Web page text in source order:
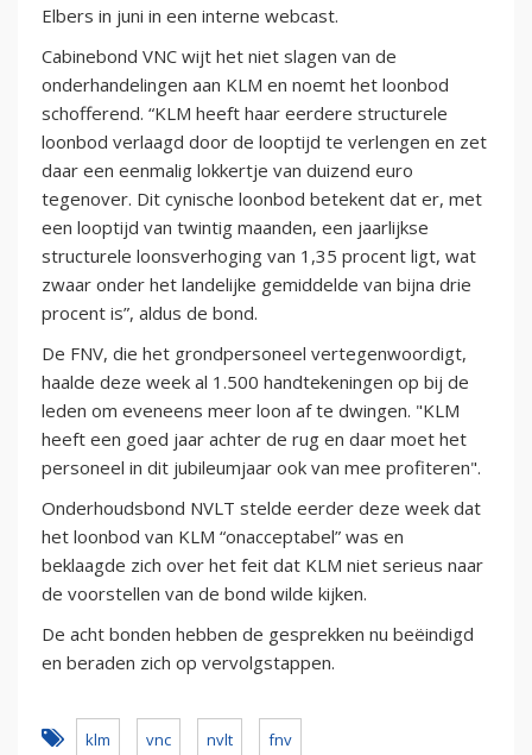
Elbers in juni in een interne webcast.
Cabinebond VNC wijt het niet slagen van de
onderhandelingen aan KLM en noemt het loonbod
schofferend. “KLM heeft haar eerdere structurele
loonbod verlaagd door de looptijd te verlengen en zet
daar een eenmalig lokkertje van duizend euro
tegenover. Dit cynische loonbod betekent dat er, met
een looptijd van twintig maanden, een jaarlijkse
structurele loonsverhoging van 1,35 procent ligt, wat
zwaar onder het landelijke gemiddelde van bijna drie
procent is”, aldus de bond.
De FNV, die het grondpersoneel vertegenwoordigt,
haalde deze week al 1.500 handtekeningen op bij de
leden om eveneens meer loon af te dwingen. "KLM
heeft een goed jaar achter de rug en daar moet het
personeel in dit jubileumjaar ook van mee profiteren".
Onderhoudsbond NVLT stelde eerder deze week dat
het loonbod van KLM “onacceptabel” was en
beklaagde zich over het feit dat KLM niet serieus naar
de voorstellen van de bond wilde kijken.
De acht bonden hebben de gesprekken nu beëindigd
en beraden zich op vervolgstappen.
klm vnc nvlt fnv